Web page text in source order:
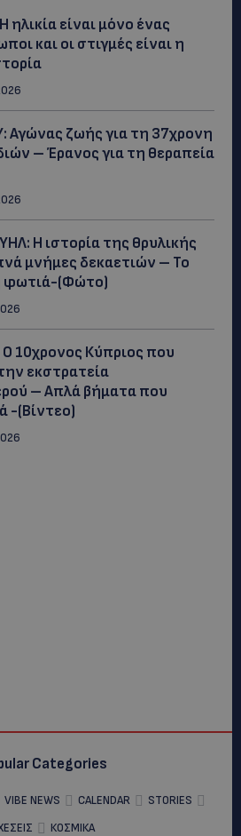
ηλικία είναι μόνο ένας
και οι στιγμές είναι η
Αγώνας ζωής για τη 37χρονη
– Έρανος για τη θεραπεία
Η ιστορία της θρυλικής
μνήμες δεκαετιών – Το
φωτιά-(Φώτο)
10χρονος Κύπριος που
εκστρατεία
– Απλά βήματα που
-(Βίντεο)
Categories
VIBE NEWS CALENDAR
STORIES
ΚΟΣΜΙΚΑ